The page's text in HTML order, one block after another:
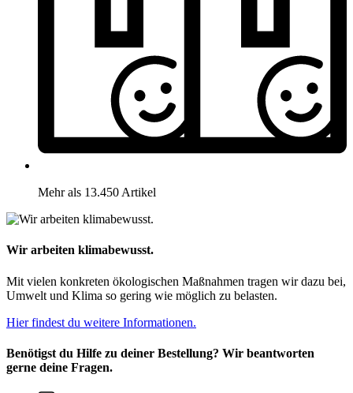
Mehr als 13.450 Artikel
Wir arbeiten klimabewusst.
Mit vielen konkreten ökologischen Maßnahmen tragen wir dazu bei,
Umwelt und Klima so gering wie möglich zu belasten.
Hier findest du weitere Informationen.
Benötigst du Hilfe zu deiner Bestellung? Wir beantworten
gerne deine Fragen.